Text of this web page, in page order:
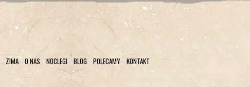
ZIMA O NAS NOCLEGI BLOG POLECAMY KONTAKT